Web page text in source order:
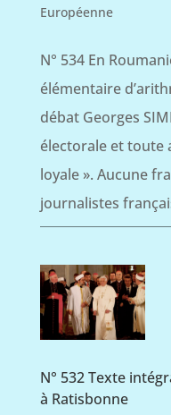
Européenne
N° 534 En
élémentaire
débat Georges
électorale et toute
loyale ». Aucune
journalistes
N° 532 Texte
à Ratisbonne